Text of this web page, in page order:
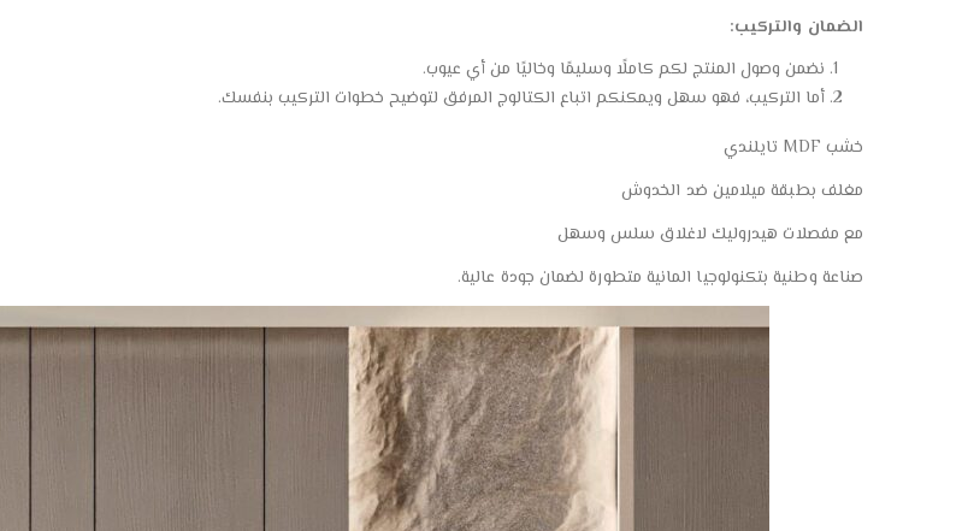
الضمان والتركيب:
نضمن وصول المنتج لكم كاملًا وسليمًا وخاليًا من أي عيوب.
أما التركيب، فهو سهل ويمكنكم اتباع الكتالوج المرفق لتوضيح خطوات التركيب بنفسك.
خشب MDF تايلندي
مغلف بطبقة ميلامين ضد الخدوش
مع مفصلات هيدروليك لاغلاق سلس وسهل
صناعة وطنية بتكنولوجيا المانية متطورة لضمان جودة عالية.